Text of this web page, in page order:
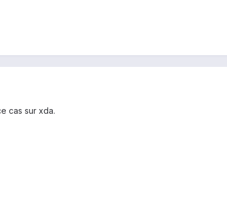
cas sur xda.